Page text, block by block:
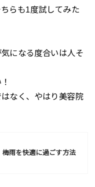
らも1度試してみた
になる度合いは人そ
なく、やはり美容院
梅雨を快適に過ごす方法